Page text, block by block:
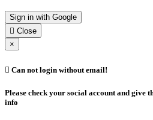
Sign in with Google
 Close
×
 Can not login without email!
Please check your social account and give
info